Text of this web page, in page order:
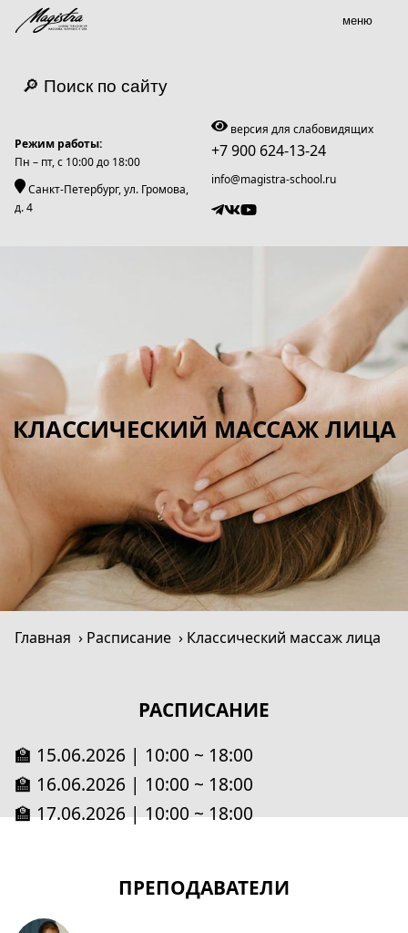
🔎 Поиск по сайту
Режим работы:
Пн – пт, c 10:00 до 18:00
Санкт-Петербург, ул. Громова,
д. 4
версия для слабовидящих
+7 900 624-13-24
info@magistra-school.ru
меню
КЛАССИЧЕСКИЙ МАССАЖ ЛИЦА
Главная Расписание Классический массаж лица
ПРЕПОДАВАТЕЛИ
РАСПИСАНИЕ
🏫 15.06.2026 | 10:00 ~ 18:00
🏫 16.06.2026 | 10:00 ~ 18:00
🏫 17.06.2026 | 10:00 ~ 18:00